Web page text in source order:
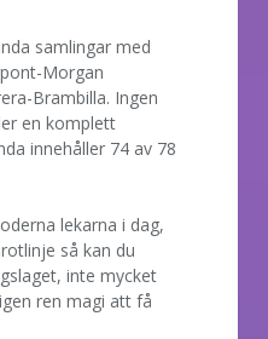
samlingar med
Morgan
Brambilla. Ingen
en komplett
innehåller 74 av 78
lekarna i dag,
så kan du
inte mycket
ren magi att få